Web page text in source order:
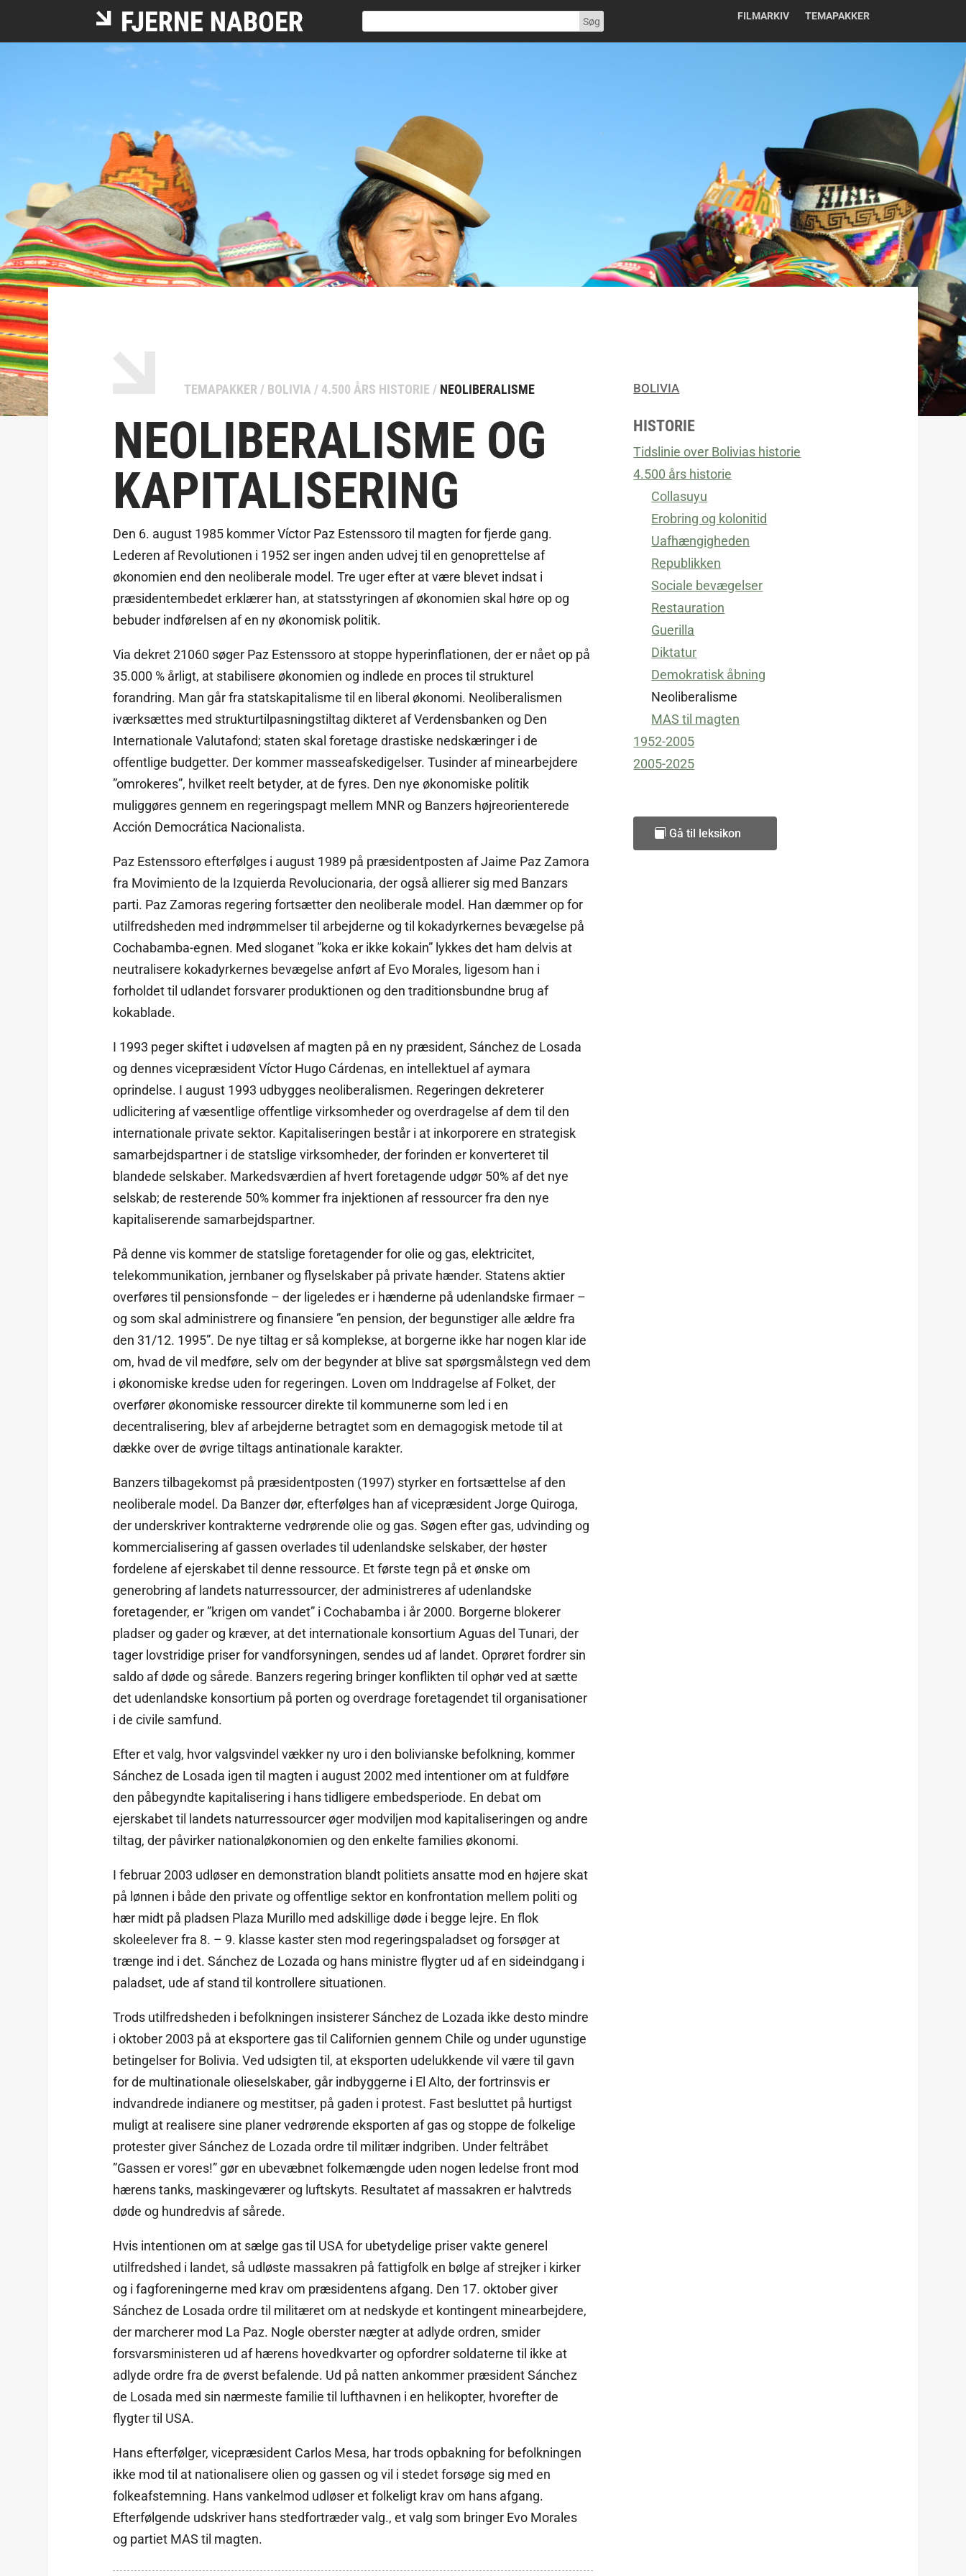
FILMARKIV TEMAPAKKER
TEMAPAKKER / BOLIVIA / 4.500 ÅRS HISTORIE / NEOLIBERALISME BOLIVIA
NEOLIBERALISME OG
KAPITALISERING
Den 6. august 1985 kommer Víctor Paz Estenssoro til magten for fjerde gang.
Lederen af Revolutionen i 1952 ser ingen anden udvej til en genoprettelse af
økonomien end den neoliberale model. Tre uger efter at være blevet indsat i
præsidentembedet erklærer han, at statsstyringen af økonomien skal høre op og
bebuder indførelsen af en ny økonomisk politik.
Via dekret 21060 søger Paz Estenssoro at stoppe hyperinflationen, der er nået op på
35.000 % årligt, at stabilisere økonomien og indlede en proces til strukturel
forandring. Man går fra statskapitalisme til en liberal økonomi. Neoliberalismen
iværksættes med strukturtilpasningstiltag dikteret af Verdensbanken og Den
Internationale Valutafond; staten skal foretage drastiske nedskæringer i de
offentlige budgetter. Der kommer masseafskedigelser. Tusinder af minearbejdere
”omrokeres”, hvilket reelt betyder, at de fyres. Den nye økonomiske politik
muliggøres gennem en regeringspagt mellem MNR og Banzers højreorienterede
Acción Democrática Nacionalista.
Paz Estenssoro efterfølges i august 1989 på præsidentposten af Jaime Paz Zamora
fra Movimiento de la Izquierda Revolucionaria, der også allierer sig med Banzars
parti. Paz Zamoras regering fortsætter den neoliberale model. Han dæmmer op for
utilfredsheden med indrømmelser til arbejderne og til kokadyrkernes bevægelse på
Cochabamba-egnen. Med sloganet ”koka er ikke kokain” lykkes det ham delvis at
neutralisere kokadyrkernes bevægelse anført af Evo Morales, ligesom han i
forholdet til udlandet forsvarer produktionen og den traditionsbundne brug af
kokablade.
I 1993 peger skiftet i udøvelsen af magten på en ny præsident, Sánchez de Losada
og dennes vicepræsident Víctor Hugo Cárdenas, en intellektuel af aymara
oprindelse. I august 1993 udbygges neoliberalismen. Regeringen dekreterer
udlicitering af væsentlige offentlige virksomheder og overdragelse af dem til den
internationale private sektor. Kapitaliseringen består i at inkorporere en strategisk
samarbejdspartner i de statslige virksomheder, der forinden er konverteret til
blandede selskaber. Markedsværdien af hvert foretagende udgør 50% af det nye
selskab; de resterende 50% kommer fra injektionen af ressourcer fra den nye
kapitaliserende samarbejdspartner.
På denne vis kommer de statslige foretagender for olie og gas, elektricitet,
telekommunikation, jernbaner og flyselskaber på private hænder. Statens aktier
overføres til pensionsfonde – der ligeledes er i hænderne på udenlandske firmaer –
og som skal administrere og finansiere ”en pension, der begunstiger alle ældre fra
den 31/12. 1995”. De nye tiltag er så komplekse, at borgerne ikke har nogen klar ide
om, hvad de vil medføre, selv om der begynder at blive sat spørgsmålstegn ved dem
i økonomiske kredse uden for regeringen. Loven om Inddragelse af Folket, der
overfører økonomiske ressourcer direkte til kommunerne som led i en
decentralisering, blev af arbejderne betragtet som en demagogisk metode til at
dække over de øvrige tiltags antinationale karakter.
Banzers tilbagekomst på præsidentposten (1997) styrker en fortsættelse af den
neoliberale model. Da Banzer dør, efterfølges han af vicepræsident Jorge Quiroga,
der underskriver kontrakterne vedrørende olie og gas. Søgen efter gas, udvinding og
kommercialisering af gassen overlades til udenlandske selskaber, der høster
fordelene af ejerskabet til denne ressource. Et første tegn på et ønske om
generobring af landets naturressourcer, der administreres af udenlandske
foretagender, er ”krigen om vandet” i Cochabamba i år 2000. Borgerne blokerer
pladser og gader og kræver, at det internationale konsortium Aguas del Tunari, der
tager lovstridige priser for vandforsyningen, sendes ud af landet. Oprøret fordrer sin
saldo af døde og sårede. Banzers regering bringer konflikten til ophør ved at sætte
det udenlandske konsortium på porten og overdrage foretagendet til organisationer
i de civile samfund.
Efter et valg, hvor valgsvindel vækker ny uro i den bolivianske befolkning, kommer
Sánchez de Losada igen til magten i august 2002 med intentioner om at fuldføre
den påbegyndte kapitalisering i hans tidligere embedsperiode. En debat om
ejerskabet til landets naturressourcer øger modviljen mod kapitaliseringen og andre
tiltag, der påvirker nationaløkonomien og den enkelte families økonomi.
I februar 2003 udløser en demonstration blandt politiets ansatte mod en højere skat
på lønnen i både den private og offentlige sektor en konfrontation mellem politi og
hær midt på pladsen Plaza Murillo med adskillige døde i begge lejre. En flok
skoleelever fra 8. – 9. klasse kaster sten mod regeringspaladset og forsøger at
trænge ind i det. Sánchez de Lozada og hans ministre flygter ud af en sideindgang i
paladset, ude af stand til kontrollere situationen.
Trods utilfredsheden i befolkningen insisterer Sánchez de Lozada ikke desto mindre
i oktober 2003 på at eksportere gas til Californien gennem Chile og under ugunstige
betingelser for Bolivia. Ved udsigten til, at eksporten udelukkende vil være til gavn
for de multinationale olieselskaber, går indbyggerne i El Alto, der fortrinsvis er
indvandrede indianere og mestitser, på gaden i protest. Fast besluttet på hurtigst
muligt at realisere sine planer vedrørende eksporten af gas og stoppe de folkelige
protester giver Sánchez de Lozada ordre til militær indgriben. Under feltråbet
”Gassen er vores!” gør en ubevæbnet folkemængde uden nogen ledelse front mod
hærens tanks, maskingeværer og luftskyts. Resultatet af massakren er halvtreds
døde og hundredvis af sårede.
Hvis intentionen om at sælge gas til USA for ubetydelige priser vakte generel
utilfredshed i landet, så udløste massakren på fattigfolk en bølge af strejker i kirker
og i fagforeningerne med krav om præsidentens afgang. Den 17. oktober giver
Sánchez de Losada ordre til militæret om at nedskyde et kontingent minearbejdere,
der marcherer mod La Paz. Nogle oberster nægter at adlyde ordren, smider
forsvarsministeren ud af hærens hovedkvarter og opfordrer soldaterne til ikke at
adlyde ordre fra de øverst befalende. Ud på natten ankommer præsident Sánchez
de Losada med sin nærmeste familie til lufthavnen i en helikopter, hvorefter de
flygter til USA.
Hans efterfølger, vicepræsident Carlos Mesa, har trods opbakning for befolkningen
ikke mod til at nationalisere olien og gassen og vil i stedet forsøge sig med en
folkeafstemning. Hans vankelmod udløser et folkeligt krav om hans afgang.
Efterfølgende udskriver hans stedfortræder valg., et valg som bringer Evo Morales
og partiet MAS til magten.
HISTORIE
Tidslinie over Bolivias historie
4.500 års historie
Collasuyu
Erobring og kolonitid
Uafhængigheden
Republikken
Sociale bevægelser
Restauration
Guerilla
Diktatur
Demokratisk åbning
Neoliberalisme
MAS til magten
1952-2005
2005-2025
Gå til leksikon